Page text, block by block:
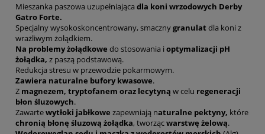
Mieszanka paszowa uzupełniająca dla koni wrzodowych Derby
Gatro Forte.
Specjalny wysokoskoncentrowany, smacznygranulat dla koni z
wrażliwym żołądkiem.
Na problemy żołądkowe do stosowania i optymalizacji pH
żołądka, z paszą podstawową.
Redukcja stresu w przewodzie pokarmowym.
Zawiera naturalne bufory kwasowe.
Z magnezem, tryptofanem oraz lecytyną w celu regeneracji
błon śluzowych.
Zawartewytłoki jabłkowe zapewniają naturalne pektyny, które
chronią błonę śluzową żołądka, tworzącwarstwę żelową.